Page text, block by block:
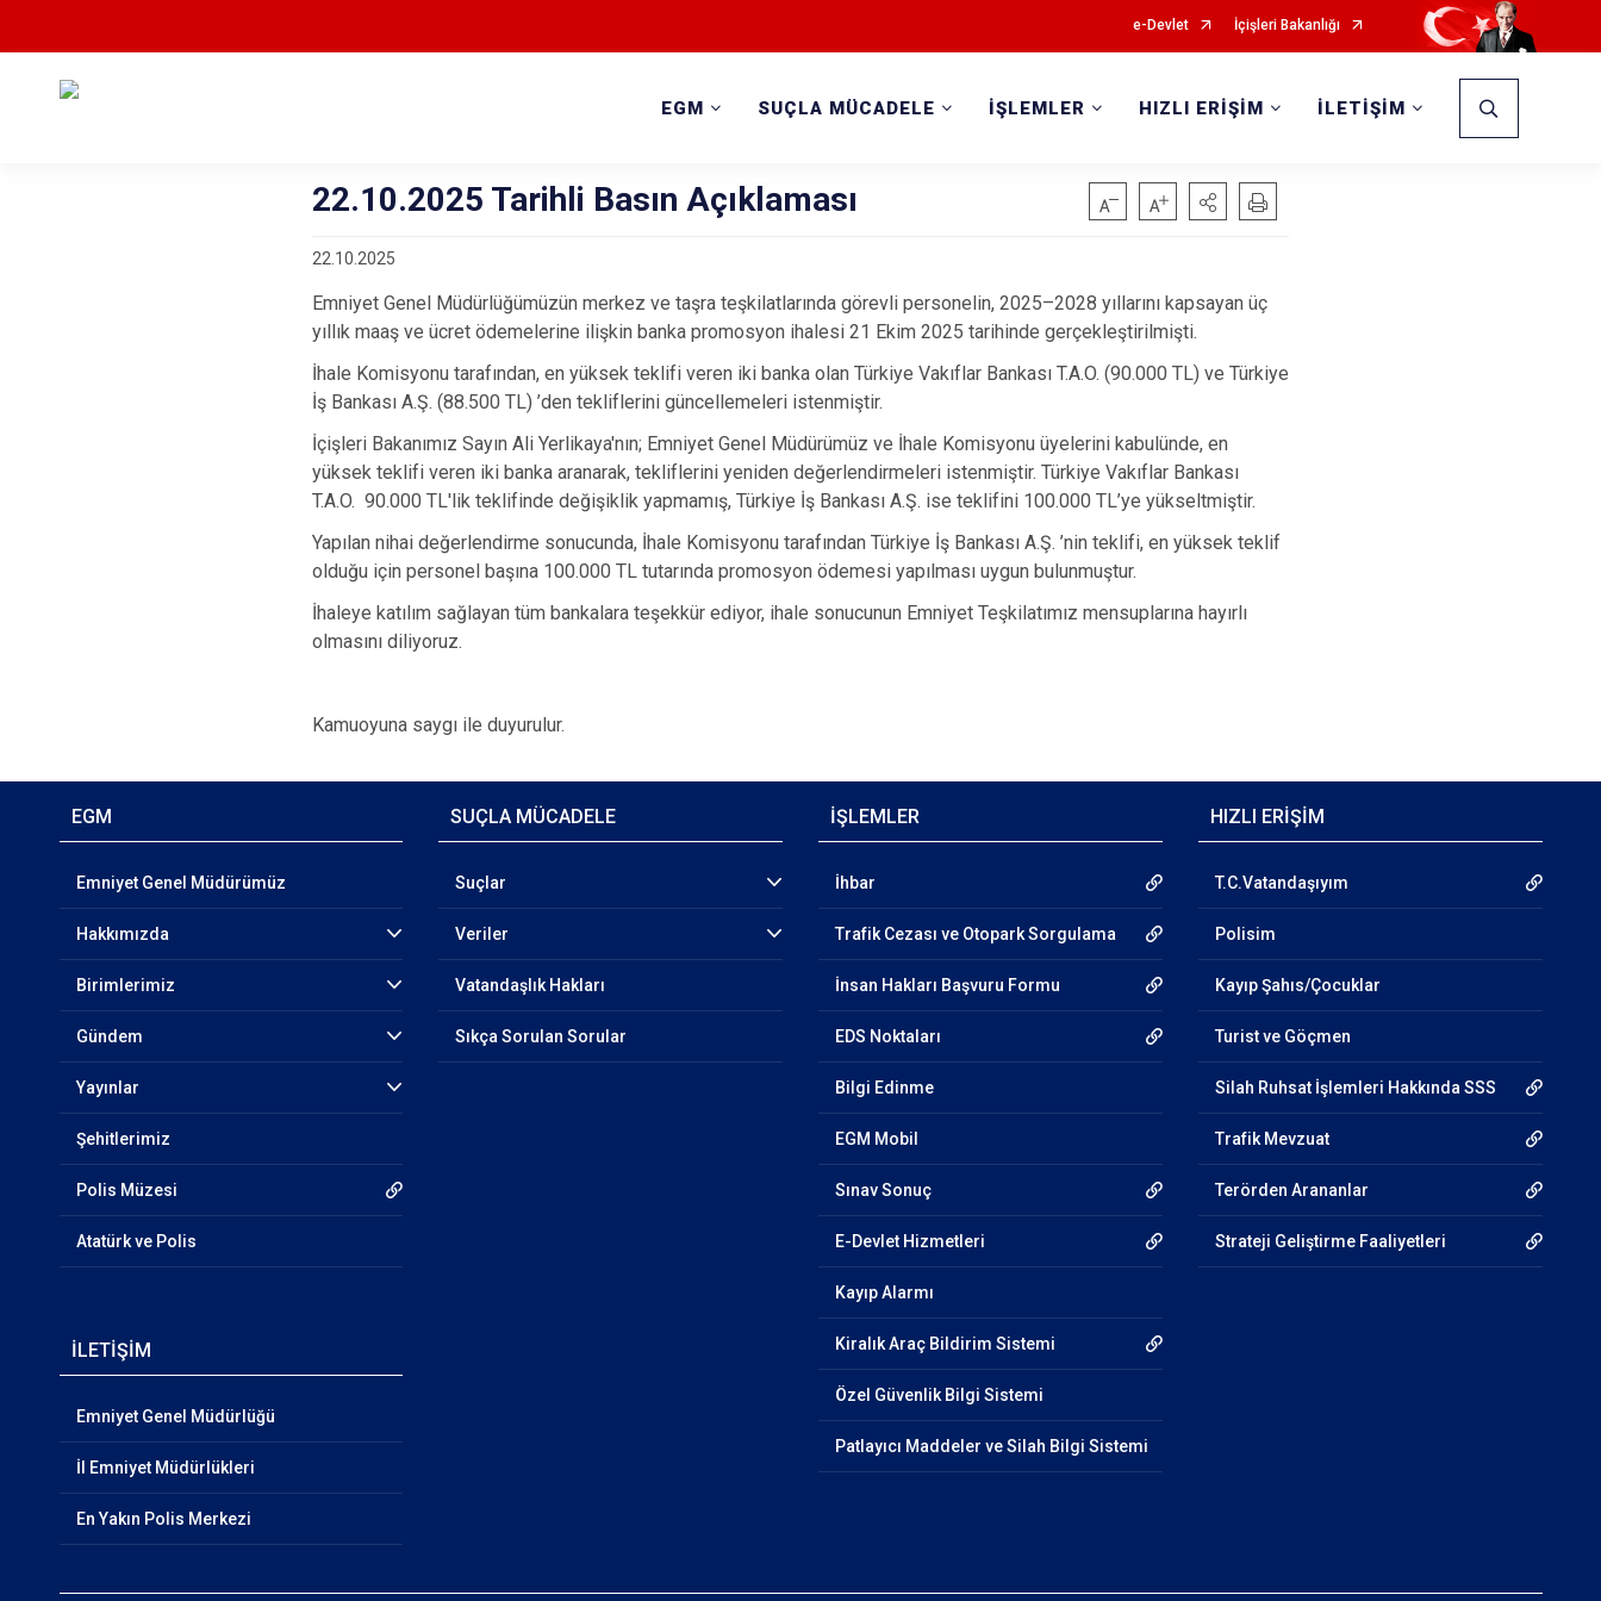
e-Devlet İçişleri Bakanlığı
EGM SUÇLA MÜCADELE İŞLEMLER HIZLI ERİŞİM İLETİŞİM
22.10.2025 Tarihli Basın Açıklaması
22.10.2025
Emniyet Genel Müdürlüğümüzün merkez ve taşra teşkilatlarında görevli personelin, 2025–2028 yıllarını kapsayan üç
yıllık maaş ve ücret ödemelerine ilişkin banka promosyon ihalesi 21 Ekim 2025 tarihinde gerçekleştirilmişti.
İhale Komisyonu tarafından, en yüksek teklifi veren iki banka olan Türkiye Vakıflar Bankası T.A.O. (90.000 TL) ve Türkiye
İş Bankası A.Ş. (88.500 TL) ’den tekliflerini güncellemeleri istenmiştir.
İçişleri Bakanımız Sayın Ali Yerlikaya'nın; Emniyet Genel Müdürümüz ve İhale Komisyonu üyelerini kabulünde, en
yüksek teklifi veren iki banka aranarak, tekliflerini yeniden değerlendirmeleri istenmiştir. Türkiye Vakıflar Bankası
T.A.O. 90.000 TL'lik teklifinde değişiklik yapmamış, Türkiye İş Bankası A.Ş. ise teklifini 100.000 TL’ye yükseltmiştir.
Yapılan nihai değerlendirme sonucunda, İhale Komisyonu tarafından Türkiye İş Bankası A.Ş. ’nin teklifi, en yüksek teklif
olduğu için personel başına 100.000 TL tutarında promosyon ödemesi yapılması uygun bulunmuştur.
İhaleye katılım sağlayan tüm bankalara teşekkür ediyor, ihale sonucunun Emniyet Teşkilatımız mensuplarına hayırlı
olmasını diliyoruz.
Kamuoyuna saygı ile duyurulur.
EGM
Emniyet Genel Müdürümüz
Hakkımızda
Birimlerimiz
Gündem
Yayınlar
Şehitlerimiz
Polis Müzesi
Atatürk ve Polis
SUÇLA MÜCADELE
Suçlar
Veriler
Vatandaşlık Hakları
Sıkça Sorulan Sorular
İŞLEMLER
İhbar
Trafik Cezası ve Otopark Sorgulama
İnsan Hakları Başvuru Formu
EDS Noktaları
Bilgi Edinme
EGM Mobil
Sınav Sonuç
E-Devlet Hizmetleri
Kayıp Alarmı
Kiralık Araç Bildirim Sistemi
Özel Güvenlik Bilgi Sistemi
Patlayıcı Maddeler ve Silah Bilgi Sistemi
HIZLI ERİŞİM
T.C.Vatandaşıyım
Polisim
Kayıp Şahıs/Çocuklar
Turist ve Göçmen
Silah Ruhsat İşlemleri Hakkında SSS
Trafik Mevzuat
Terörden Arananlar
Strateji Geliştirme Faaliyetleri
İLETİŞİM
Emniyet Genel Müdürlüğü
İl Emniyet Müdürlükleri
En Yakın Polis Merkezi